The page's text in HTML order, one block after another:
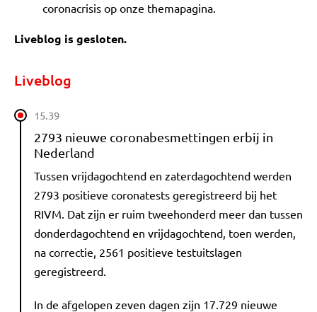
coronacrisis op onze themapagina.
Liveblog is gesloten.
Liveblog
15.39
2793 nieuwe coronabesmettingen erbij in
Nederland
Tussen vrijdagochtend en zaterdagochtend werden
2793 positieve coronatests geregistreerd bij het
RIVM. Dat zijn er ruim tweehonderd meer dan tussen
donderdagochtend en vrijdagochtend, toen werden,
na correctie, 2561 positieve testuitslagen
geregistreerd.
In de afgelopen zeven dagen zijn 17.729 nieuwe